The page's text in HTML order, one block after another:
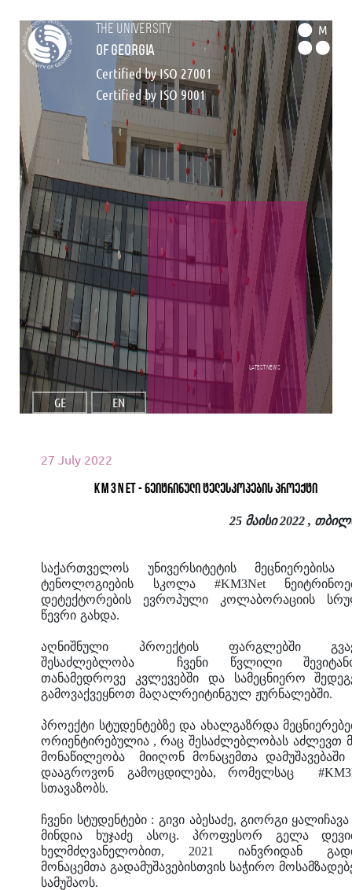
the university
of georgia
Certified by ISO 27001
Certified by ISO 9001
M
GE EN
Latest NEWS
27 July 2022
KM3NET - ნეიტრინული ტელესკოპების პროექტი
25 მაისი 2022 ,
საქართველოს უნივერსიტეტის
მეცნიერებისა
ტენოლოგიების
სკოლა #KM3Net
დეტექტორების
ევროპული კოლაბორაციის
წევრი გახდა.
აღნიშნული პროექტის ფარგლებში
შესაძლებლობა
ჩვენი წვლილი
თანამედროვე
კვლევებში და სამეცნიერო
გამოვაქვეყნოთ მაღალრეიტინგულ ჟურნალებში.
პროექტი სტუდენტებზე და ახალგაზრდა
ორიენტირებულია ,რაც შესაძლებლობას აძლევთ
მონაწილეობა
მიიღონ მონაცემთა
დამუშავებაში
დააგროვონ
გამოცდილება,რომელსაც
სთავაზობს.
ჩვენი სტუდენტები: გივი აბესაძე, გიორგი
მინდია ხუჯაძე ასოც. პროფესორ გელა
ხელმძღვანელობით, 2021 იანვრიდან
მონაცემთა გადამუშავებისთვის საჭირო
სამუშაოს.